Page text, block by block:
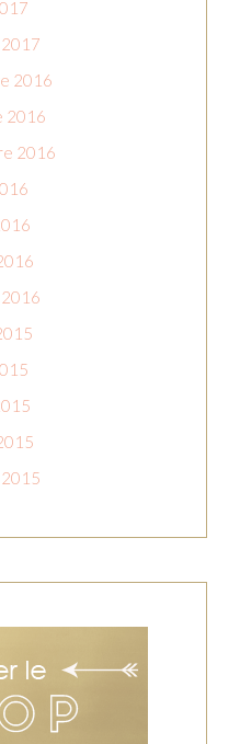
2016
2016
2016